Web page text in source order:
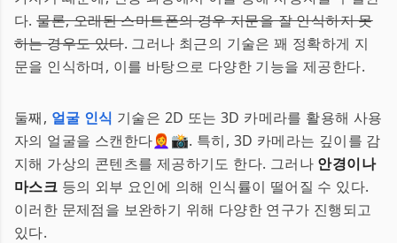
다.물론, 오래된 스마트폰의 경우 지문을 잘 인식하지 못
하는 경우도 있다. 그러나 최근의 기술은 꽤 정확하게 지
문을 인식하며, 이를 바탕으로 다양한 기능을 제공한다.
둘째, 얼굴 인식 기술은 2D 또는 3D 카메라를 활용해 사용
자의 얼굴을 스캔한다👩‍🦰📸. 특히, 3D 카메라는 깊이를 감
지해 가상의 콘텐츠를 제공하기도 한다. 그러나 안경이나
마스크 등의 외부 요인에 의해 인식률이 떨어질 수 있다.
이러한 문제점을 보완하기 위해 다양한 연구가 진행되고
있다.